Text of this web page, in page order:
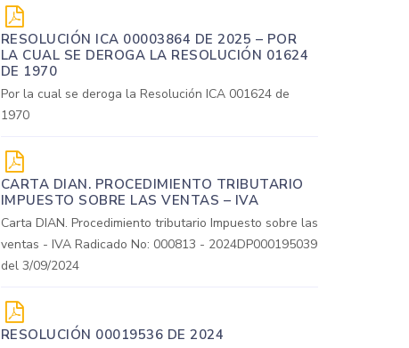
RESOLUCIÓN ICA 00003864 DE 2025 – POR
LA CUAL SE DEROGA LA RESOLUCIÓN 01624
DE 1970
Por la cual se deroga la Resolución ICA 001624 de
1970
CARTA DIAN. PROCEDIMIENTO TRIBUTARIO
IMPUESTO SOBRE LAS VENTAS – IVA
Carta DIAN. Procedimiento tributario Impuesto sobre las
ventas - IVA Radicado No: 000813 - 2024DP000195039
del 3/09/2024
RESOLUCIÓN 00019536 DE 2024